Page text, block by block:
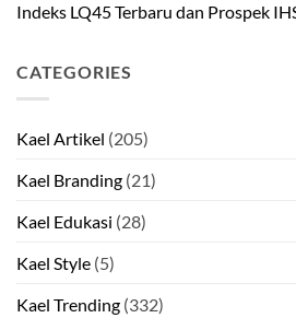
Indeks LQ45 Terbaru dan Prospek
CATEGORIES
Kael Artikel (205)
Kael Branding (21)
Kael Edukasi (28)
Kael Style (5)
Kael Trending (332)